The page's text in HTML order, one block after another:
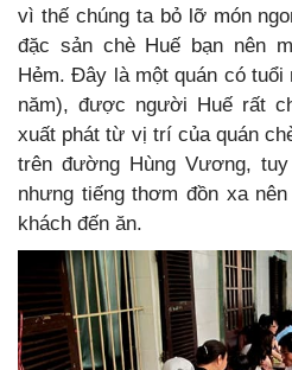
vì thế chúng ta bỏ lỡ món
đặc sản chè Huế bạn nên
Hẻm. Đây là một quán có
năm), được người Huế rất
xuất phát từ vị trí của quán
trên đường Hùng Vương,
nhưng tiếng thơm đồn xa
khách đến ăn.